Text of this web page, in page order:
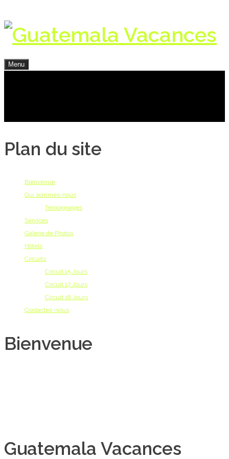
Menu
Plan du site
Bienvenue
Qui sommes-nous
Temoignages
Services
Galerie de Photos
Hôtels
Circuits
Circuit 15 Jours
Circuit 17 Jours
Circuit 18 Jours
Contactez-nous
Bienvenue
Guatemala Vacances